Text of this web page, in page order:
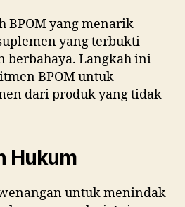
BPOM yang menarik
yang terbukti
berbahaya. Langkah ini
BPOM untuk
dari produk yang tidak
Hukum
untuk menindak